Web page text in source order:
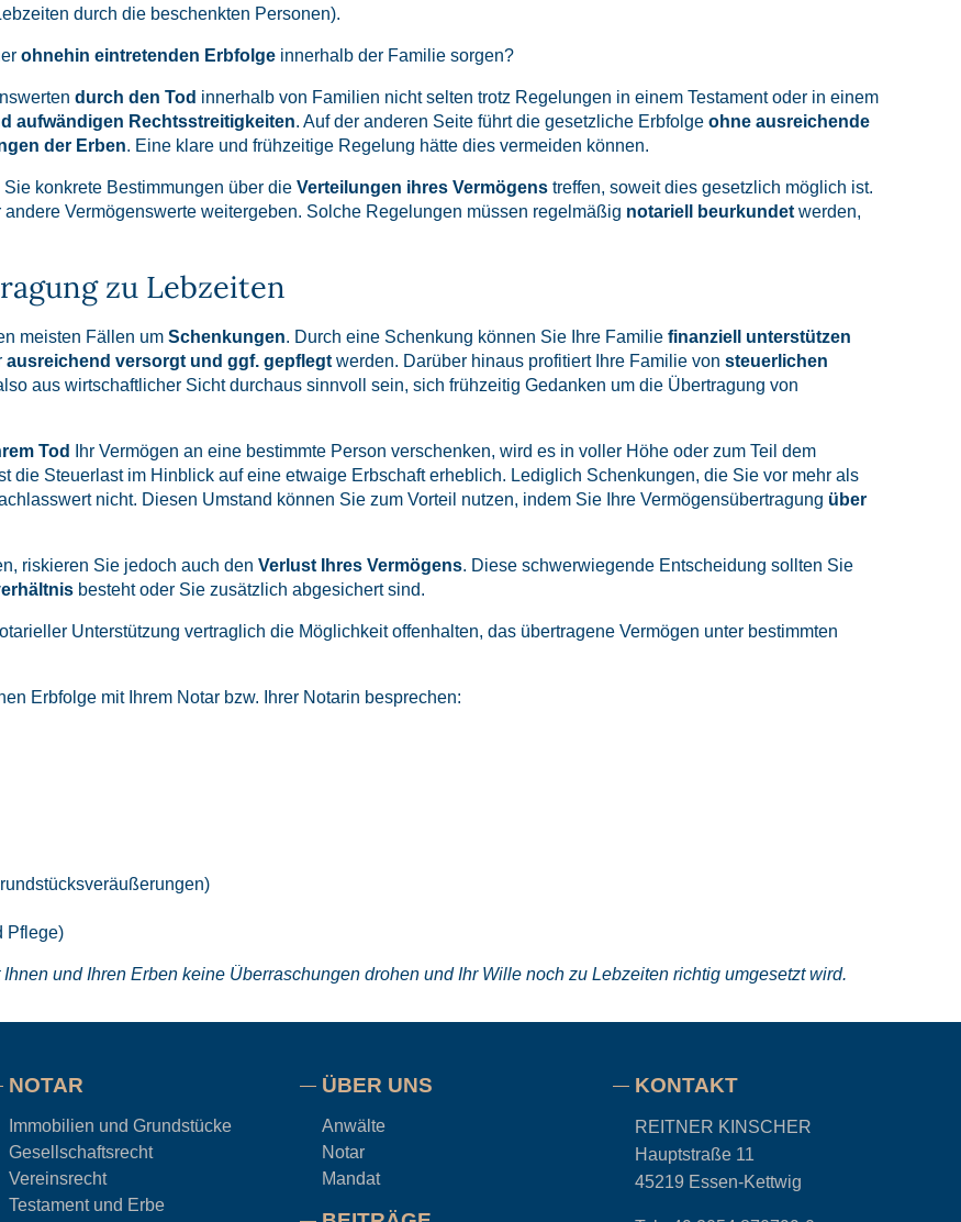
durch die beschenkten Personen).
ohnehin eintretenden Erbfolge innerhalb der Familie sorgen?
durch den Tod innerhalb von Familien nicht selten trotz Regelungen in einem Testament oder in einem
aufwändigen Rechtsstreitigkeiten. Auf der anderen Seite führt die gesetzliche Erbfolge ohne ausreichende
der Erben. Eine klare und frühzeitige Regelung hätte dies vermeiden können.
konkrete Bestimmungen über die Verteilungen ihres Vermögens treffen, soweit dies gesetzlich möglich ist.
andere Vermögenswerte weitergeben. Solche Regelungen müssen regelmäßig notariell beurkundet werden,
zu Lebzeiten
meisten Fällen um Schenkungen. Durch eine Schenkung können Sie Ihre Familie finanziell unterstützen
ausreichend versorgt und ggf. gepflegt werden. Darüber hinaus profitiert Ihre Familie von steuerlichen
aus wirtschaftlicher Sicht durchaus sinnvoll sein, sich frühzeitig Gedanken um die Übertragung von
Tod
Ihr Vermögen an eine bestimmte Person verschenken, wird es in voller Höhe oder zum Teil dem
die Steuerlast im Hinblick auf eine etwaige Erbschaft erheblich. Lediglich Schenkungen, die Sie vor mehr als
nicht. Diesen Umstand können Sie zum Vorteil nutzen, indem Sie Ihre Vermögensübertragung über
riskieren Sie jedoch auch den Verlust Ihres Vermögens. Diese schwerwiegende Entscheidung sollten Sie
besteht oder Sie zusätzlich abgesichert sind.
Unterstützung vertraglich die Möglichkeit offenhalten, das übertragene Vermögen unter bestimmten
Erbfolge mit Ihrem Notar bzw. Ihrer Notarin besprechen:
Pflege)
und Ihren Erben keine Überraschungen drohen und Ihr Wille noch zu Lebzeiten richtig umgesetzt wird.
NOTAR
Immobilien und Grundstücke
Gesellschaftsrecht
Vereinsrecht
Testament und Erbe
ÜBER UNS
Anwälte
Notar
Mandat
KONTAKT
REITNER KINSCHER
Hauptstraße 11
45219 Essen-Kettwig